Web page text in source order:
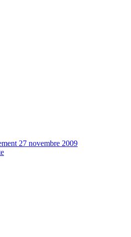
27 novembre 2009